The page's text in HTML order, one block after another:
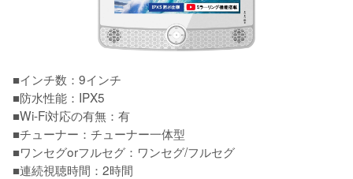
■インチ数：9インチ
■防水性能：IPX5
■Wi-Fi対応の有無：有
■チューナー：チューナー一体型
■ワンセグorフルセグ：ワンセグ/フルセグ
■連続視聴時間：2時間